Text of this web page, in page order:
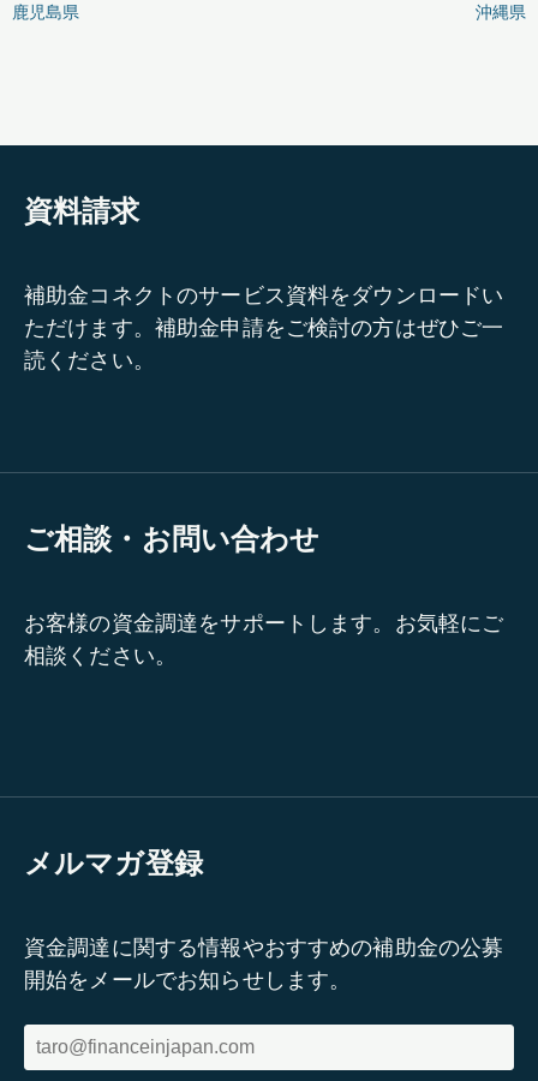
鹿児島県
沖縄県
資料請求
補助金コネクトのサービス資料をダウンロードい
ただけます。補助金申請をご検討の方はぜひご一
読ください。
ご相談・お問い合わせ
お客様の資金調達をサポートします。お気軽にご
相談ください。
メルマガ登録
資金調達に関する情報やおすすめの補助金の公募
開始をメールでお知らせします。